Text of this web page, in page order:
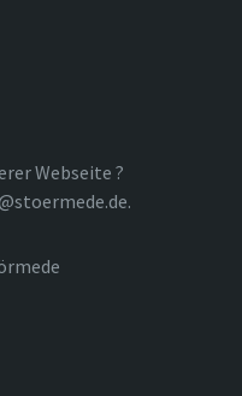
Webseite ?